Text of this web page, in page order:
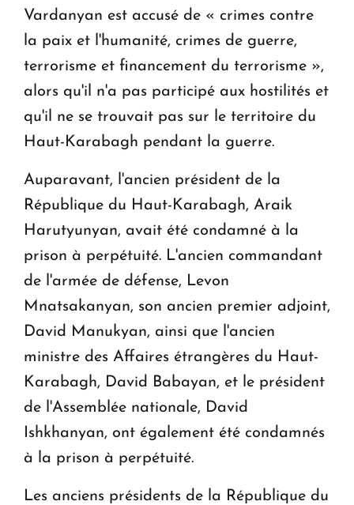
Vardanyan est accusé de « crimes contre
la paix et l'humanité, crimes de guerre,
terrorisme et financement du terrorisme »,
alors qu'il n'a pas participé aux hostilités et
qu'il ne se trouvait pas sur le territoire du
Haut-Karabagh pendant la guerre.
Auparavant, l'ancien président de la
République du Haut-Karabagh, Araik
Harutyunyan, avait été condamné à la
prison à perpétuité. L'ancien commandant
de l'armée de défense, Levon
Mnatsakanyan, son ancien premier adjoint,
David Manukyan, ainsi que l'ancien
ministre des Affaires étrangères du Haut-
Karabagh, David Babayan, et le président
de l'Assemblée nationale, David
Ishkhanyan, ont également été condamnés
à la prison à perpétuité.
Les anciens présidents de la République du